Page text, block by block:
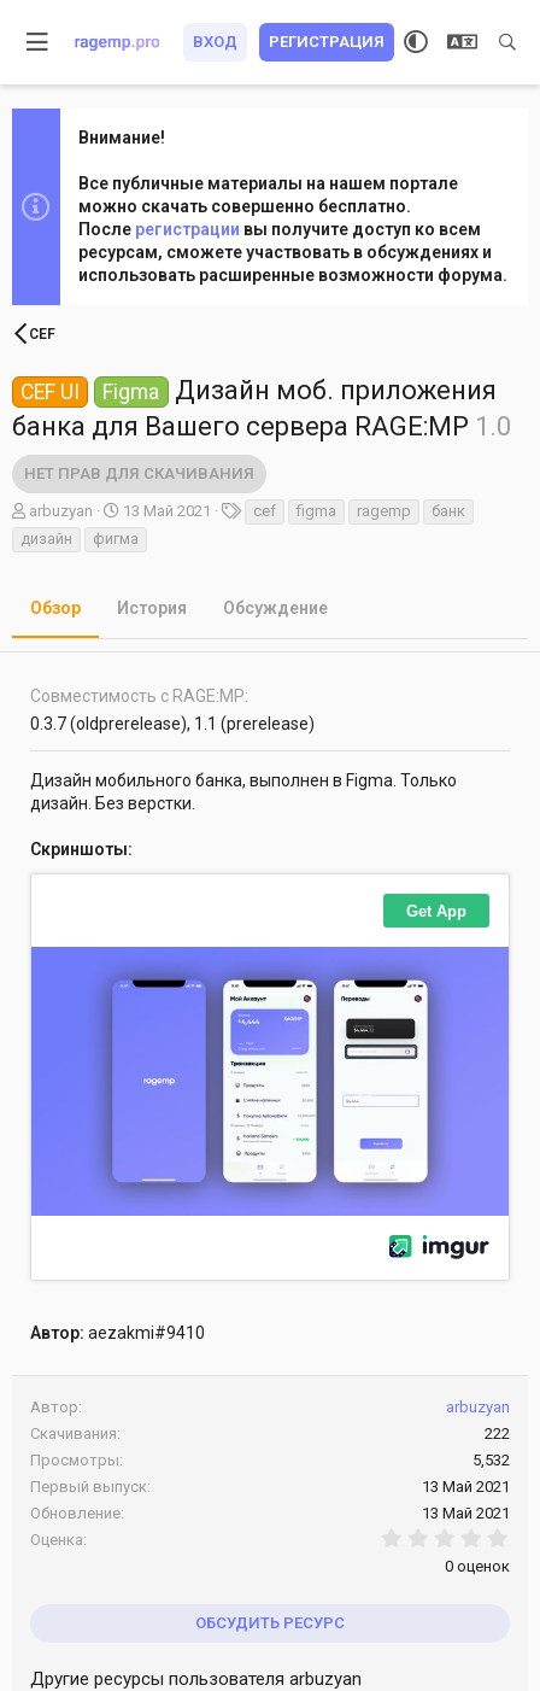
ВХОД РЕГИСТРАЦИЯ
Внимание!
Все публичные материалы на нашем портале
можно скачать совершенно бесплатно.
После регистрации вы получите доступ ко всем
ресурсам, сможете участвовать в обсуждениях и
использовать расширенные возможности форума.
CEF
CEF UI Figma Дизайн моб. приложения
банка для Вашего сервера RAGE:MP 1.0
НЕТ ПРАВ ДЛЯ СКАЧИВАНИЯ
А
в
т
arbuzyan
Д
а
т
о
з
н
и
я
13 Май 2021
е
cef figma ragemp
банк
дизайн
фигма
Обзор История Обсуждение
Совместимость с RAGE:MP
0.3.7 (oldprerelease) 1.1 (prerelease)
Дизайн мобильного банка, выполнен в Figma. Только
дизайн. Без верстки.
Скриншоты:
Автор: aezakmi#9410
Автор
arbuzyan
Скачивания
222
Просмотры
5,532
Первый выпуск
13 Май 2021
Обновление
13 Май 2021
Оценка
0 оценок
ОБСУДИТЬ РЕСУРС
Другие ресурсы пользователя arbuzyan